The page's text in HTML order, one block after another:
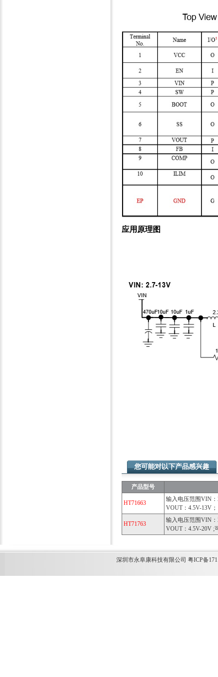
应用原理图
您可能对以下产品感兴趣
产品型号
HT71663
输入电压范围VIN
VOUT：4.5V-13V
HT71763
输入电压范围VIN
VOUT：4.5V-20V ;
深圳市永阜康科技有限公司 粤ICP备